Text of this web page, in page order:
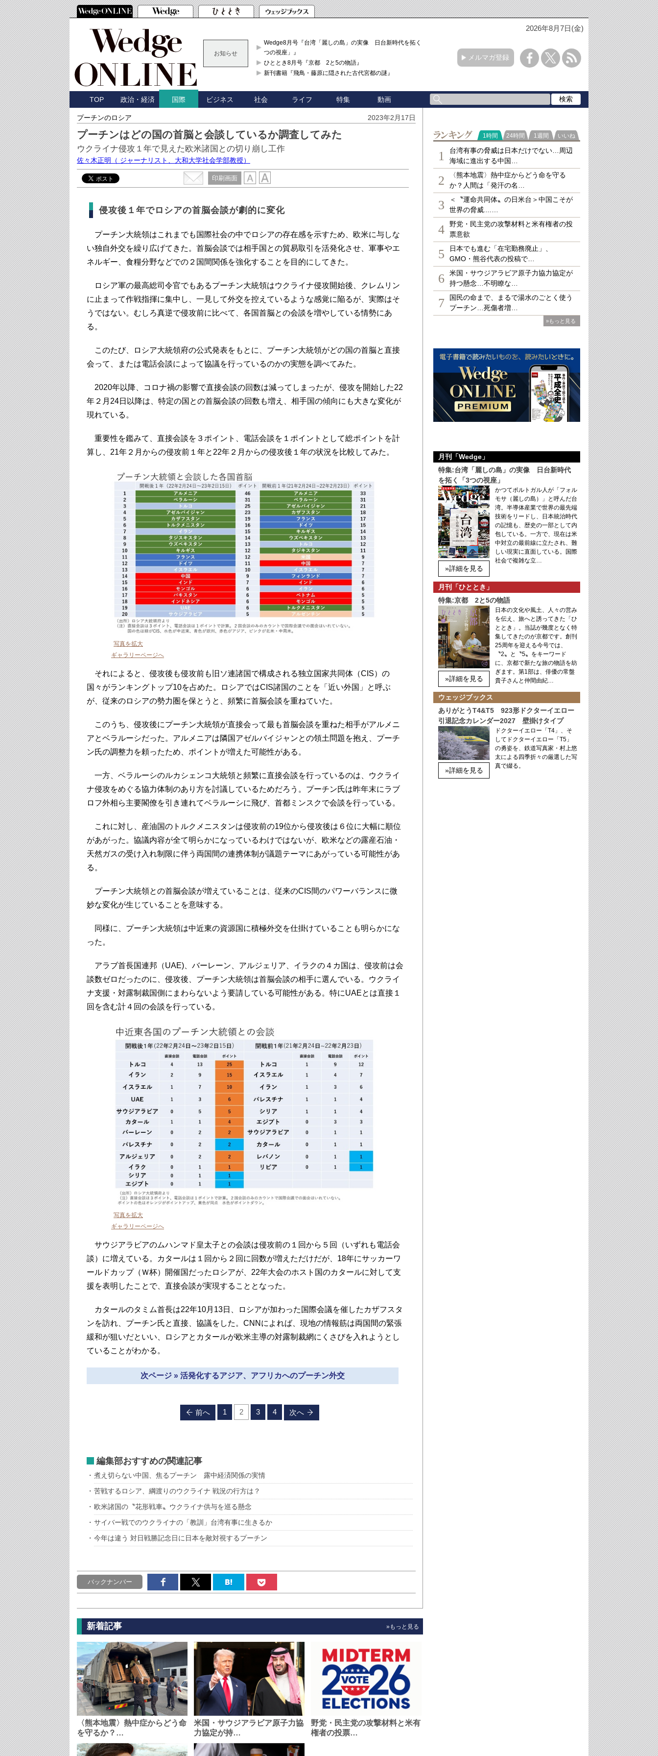
2026年8月7日(金)
お知らせ
Wedge8月号『台湾「麗しの島」の実像 日台新時代を拓く「3
つの視座」』
ひととき8月号『京都 2と5の物語』
新刊書籍『飛鳥・藤原に隠された古代宮都の謎』
メルマガ登録
TOP 政治・経済 国際 ビジネス 社会 ライフ 特集 動画
プーチンのロシア 2023年2月17日
プーチンはどの国の首脳と会談しているか調査してみた
ウクライナ侵攻１年で見えた欧米諸国との切り崩し工作
佐々木正明 （ ジャーナリスト、大和大学社会学部教授）
印刷画面
侵攻後１年でロシアの首脳会談が劇的に変化
プーチン大統領はこれまでも国際社会の中でロシアの存在感を示すため、欧米に与しな
い独自外交を繰り広げてきた。首脳会談では相手国との貿易取引を活発化させ、軍事やエ
ネルギー、食糧分野などでの２国間関係を強化することを目的にしてきた。
ロシア軍の最高総司令官でもあるプーチン大統領はウクライナ侵攻開始後、クレムリン
に止まって作戦指揮に集中し、一見して外交を控えているような感覚に陥るが、実際はそ
うではない。むしろ真逆で侵攻前に比べて、各国首脳との会談を増やしている情勢にあ
る。
このたび、ロシア大統領府の公式発表をもとに、プーチン大統領がどの国の首脳と直接
会って、または電話会談によって協議を行っているのかの実態を調べてみた。
2020年以降、コロナ禍の影響で直接会談の回数は減ってしまったが、侵攻を開始した22
年２月24日以降は、特定の国との首脳会談の回数も増え、相手国の傾向にも大きな変化が
現れている。
重要性を鑑みて、直接会談を３ポイント、電話会談を１ポイントとして総ポイントを計
算し、21年２月からの侵攻前１年と22年２月からの侵攻後１年の状況を比較してみた。
写真を拡大
ギャラリーページへ
それによると、侵攻後も侵攻前も旧ソ連諸国で構成される独立国家共同体（CIS）の
国々がランキングトップ10を占めた。ロシアではCIS諸国のことを「近い外国」と呼ぶ
が、従来のロシアの勢力圏を保とうと、頻繁に首脳会談を重ねていた。
このうち、侵攻後にプーチン大統領が直接会って最も首脳会談を重ねた相手がアルメニ
アとベラルーシだった。アルメニアは隣国アゼルバイジャンとの領土問題を抱え、プーチ
ン氏の調整力を頼ったため、ポイントが増えた可能性がある。
一方、ベラルーシのルカシェンコ大統領と頻繁に直接会談を行っているのは、ウクライ
ナ侵攻をめぐる協力体制のあり方を討議しているためだろう。プーチン氏は昨年末にラブ
ロフ外相ら主要閣僚を引き連れてベラルーシに飛び、首都ミンスクで会談を行っている。
これに対し、産油国のトルクメニスタンは侵攻前の19位から侵攻後は６位に大幅に順位
があがった。協議内容が全て明らかになっているわけではないが、欧米などの露産石油・
天然ガスの受け入れ制限に伴う両国間の連携体制が議題テーマにあがっている可能性があ
る。
プーチン大統領との首脳会談が増えていることは、従来のCIS間のパワーバランスに微
妙な変化が生じていることを意味する。
同様に、プーチン大統領は中近東の資源国に積極外交を仕掛けていることも明らかにな
った。
アラブ首長国連邦（UAE)、バーレーン、アルジェリア、イラクの４カ国は、侵攻前は会
談数ゼロだったのに、侵攻後、プーチン大統領は首脳会談の相手に選んでいる。ウクライ
ナ支援・対露制裁国側にまわらないよう要請している可能性がある。特にUAEとは直接１
回を含む計４回の会談を行っている。
写真を拡大
ギャラリーページへ
サウジアラビアのムハンマド皇太子との会談は侵攻前の１回から５回（いずれも電話会
談）に増えている。カタールは１回から２回に回数が増えただけだが、18年にサッカーワ
ールドカップ（Ｗ杯）開催国だったロシアが、22年大会のホスト国のカタールに対して支
援を表明したことで、直接会談が実現することとなった。
カタールのタミム首長は22年10月13日、ロシアが加わった国際会議を催したカザフスタ
ンを訪れ、プーチン氏と直接、協議をした。CNNによれば、現地の情報筋は両国間の緊張
緩和が狙いだといい、ロシアとカタールが欧米主導の対露制裁網にくさびを入れようとし
ていることがわかる。
次ページ » 活発化するアジア、アフリカへのプーチン外交
前へ 1 2 3 4 次へ
編集部おすすめの関連記事
煮え切らない中国、焦るプーチン 露中経済関係の実情
苦戦するロシア、綱渡りのウクライナ 戦況の行方は？
欧米諸国の〝花形戦車〟ウクライナ供与を巡る懸念
サイバー戦でのウクライナの「教訓」台湾有事に生きるか
今年は違う 対日戦勝記念日に日本を敵対視するプーチン
バックナンバー
新着記事 »もっと見る
〈熊本地震〉熱中症からどう命
を守るか？…
米国・サウジアラビア原子力協
力協定が持…
野党・民主党の攻撃材料と米有
権者の投票…
ランキング
1時間 24時間 1週間 いいね
1
台湾有事の脅威は日本だけでない…周辺
海域に進出する中国…
2
〈熊本地震〉熱中症からどう命を守る
か？人間は「発汗の名…
3
＜〝運命共同体〟の日米台＞中国こそが
世界の脅威....…
4
野党・民主党の攻撃材料と米有権者の投
票意欲
5
日本でも進む「在宅勤務廃止」、
GMO・熊谷代表の投稿で…
6
米国・サウジアラビア原子力協力協定が
持つ懸念…不明瞭な…
7
国民の命まで、まるで湯水のごとく使う
プーチン…死傷者増…
»もっと見る
月刊「Wedge」
特集:台湾「麗しの島」の実像 日台新時代
を拓く「3つの視座」
»詳細を見る
かつてポルトガル人が「フォル
モサ（麗しの島）」と呼んだ台
湾。半導体産業で世界の最先端
技術をリードし、日本統治時代
の記憶も、歴史の一部として内
包している。一方で、現在は米
中対立の最前線に立たされ、難
しい現実に直面している。国際
社会で複雑な立…
月刊「ひととき」
特集:京都 2と5の物語
»詳細を見る
日本の文化や風土、人々の営み
を伝え、旅へと誘ってきた「ひ
ととき」。当誌が幾度となく特
集してきたのが京都です。創刊
25周年を迎える今号では、
〝2〟と〝5〟をキーワード
に、京都で新たな旅の物語を紡
ぎます。第1部は、俳優の常盤
貴子さんと仲間由紀…
ウェッジブックス
ありがとうT4&T5 923形ドクターイエロー
引退記念カレンダー2027 壁掛けタイプ
»詳細を見る
ドクターイエロー「T4」、そ
してドクターイエロー「T5」
の勇姿を、鉄道写真家・村上悠
太による四季折々の厳選した写
真で綴る。